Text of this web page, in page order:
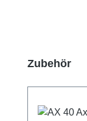
Zubehör